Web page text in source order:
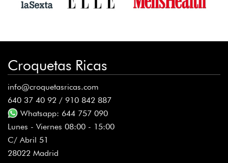
Croquetas Ricas
info@croquetasricas.com
640 37 40 92 / 910 842 887
Whatsapp: 644 757 090
Lunes - Viernes 08:00 - 15:00
C/ Abril 51
28022 Madrid